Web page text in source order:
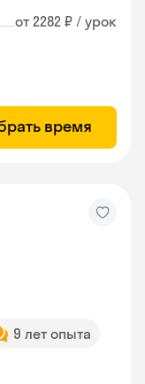
от 2282 ₽ / урок
время
9 лет опыта